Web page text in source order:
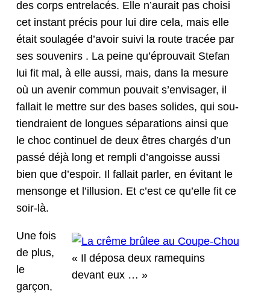
des corps entrelacés. Elle n’au­rait pas choisi
cet instant pré­cis pour lui dire cela, mais elle
était soulagée d’avoir suivi la route tracée par
ses sou­venirs . La peine qu’éprou­vait Ste­fan
lui fit mal, à elle aus­si, mais, dans la mesure
où un avenir com­mun pou­vait s’en­vis­ager, il
fal­lait le met­tre sur des bases solides, qui sou­
tiendraient de longues sépa­ra­tions ain­si que
le choc con­tin­uel de deux êtres chargés d’un
passé déjà long et rem­pli d’an­goisse aus­si
bien que d’e­spoir. Il fal­lait par­ler, en évi­tant le
men­songe et l’il­lu­sion. Et c’est ce qu’elle fit ce
soir-là.
« Il déposa deux rame­quins
devant eux … »
Une fois
de plus,
le
garçon,